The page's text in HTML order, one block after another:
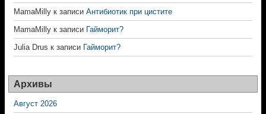
MamaMilly к записи Антибиотик при цистите
MamaMilly к записи Гайморит?
Julia Drus к записи Гайморит?
Архивы
Август 2026